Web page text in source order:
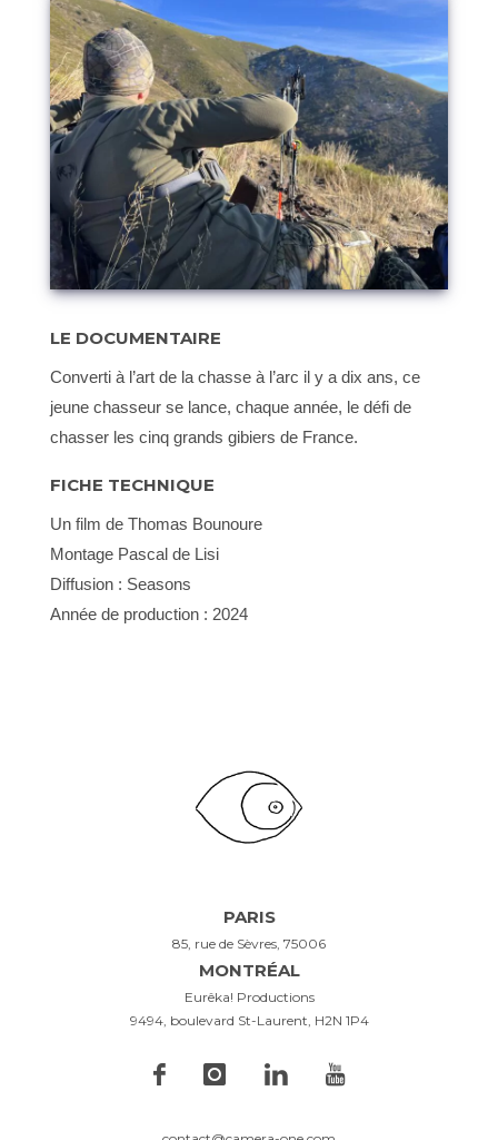
LE DOCUMENTAIRE
Converti à l’art de la chasse à l’arc il y a dix ans, ce
jeune chasseur se lance, chaque année, le défi de
chasser les cinq grands gibiers de France.
FICHE TECHNIQUE
Un film de Thomas Bounoure
Montage Pascal de Lisi
Diffusion : Seasons
Année de production : 2024
PARIS
85, rue de Sèvres, 75006
MONTRÉAL
Eurêka! Productions
9494, boulevard St-Laurent, H2N 1P4